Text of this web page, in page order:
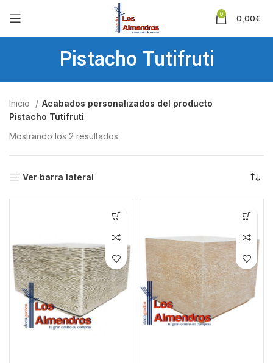
0 0,00€
Pistacho Tutifruti
Inicio
Acabados personalizados del producto
Pistacho Tutifruti
Mostrando los 2 resultados
Ver barra lateral